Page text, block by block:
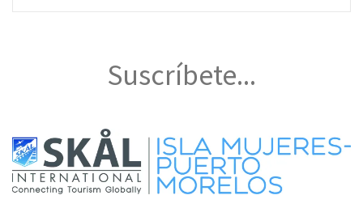
Suscríbete...